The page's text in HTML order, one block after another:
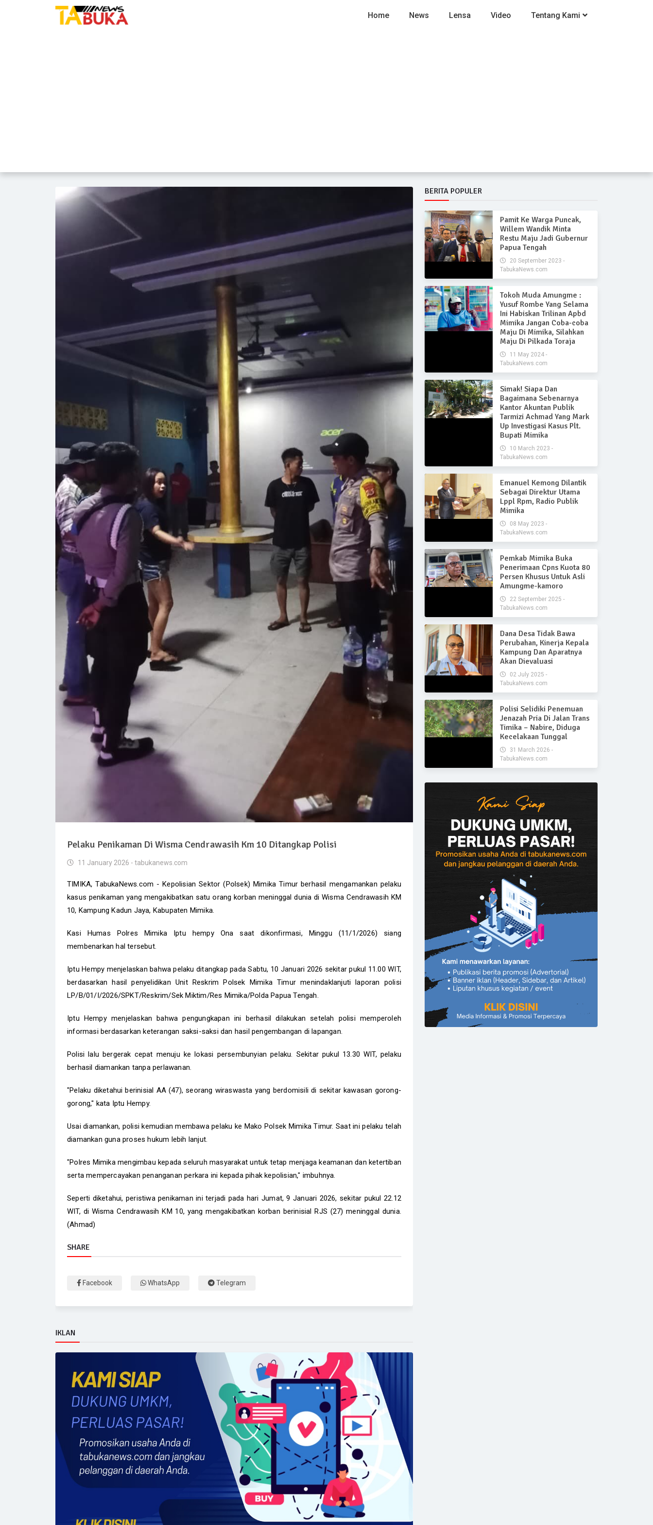
Home News Lensa Video Tentang Kami
Pelaku Penikaman Di Wisma Cendrawasih Km 10 Ditangkap Polisi
11 January 2026 - tabukanews.com
TIMIKA, TabukaNews.com - Kepolisian Sektor (Polsek) Mimika Timur berhasil mengamankan pelaku
kasus penikaman yang mengakibatkan satu orang korban meninggal dunia di Wisma Cendrawasih KM
10, Kampung Kadun Jaya, Kabupaten Mimika.
Kasi Humas Polres Mimika Iptu hempy Ona saat dikonfirmasi, Minggu (11/1/2026) siang
membenarkan hal tersebut.
Iptu Hempy menjelaskan bahwa pelaku ditangkap pada Sabtu, 10 Januari 2026 sekitar pukul 11.00 WIT,
berdasarkan hasil penyelidikan Unit Reskrim Polsek Mimika Timur menindaklanjuti laporan polisi
LP/B/01/I/2026/SPKT/Reskrim/Sek Miktim/Res Mimika/Polda Papua Tengah.
Iptu Hempy menjelaskan bahwa pengungkapan ini berhasil dilakukan setelah polisi memperoleh
informasi berdasarkan keterangan saksi-saksi dan hasil pengembangan di lapangan.
Polisi lalu bergerak cepat menuju ke lokasi persembunyian pelaku. Sekitar pukul 13.30 WIT, pelaku
berhasil diamankan tanpa perlawanan.
"Pelaku diketahui berinisial AA (47), seorang wiraswasta yang berdomisili di sekitar kawasan gorong-
gorong," kata Iptu Hempy.
Usai diamankan, polisi kemudian membawa pelaku ke Mako Polsek Mimika Timur. Saat ini pelaku telah
diamankan guna proses hukum lebih lanjut.
"Polres Mimika mengimbau kepada seluruh masyarakat untuk tetap menjaga keamanan dan ketertiban
serta mempercayakan penanganan perkara ini kepada pihak kepolisian," imbuhnya.
Seperti diketahui, peristiwa penikaman ini terjadi pada hari Jumat, 9 Januari 2026, sekitar pukul 22.12
WIT, di Wisma Cendrawasih KM 10, yang mengakibatkan korban berinisial RJS (27) meninggal dunia.
(Ahmad)
SHARE
Facebook WhatsApp Telegram
IKLAN
BERITA POPULER
Pamit Ke Warga Puncak,
Willem Wandik Minta
Restu Maju Jadi Gubernur
Papua Tengah
20 September 2023 -
TabukaNews.com
Tokoh Muda Amungme :
Yusuf Rombe Yang Selama
Ini Habiskan Trilinan Apbd
Mimika Jangan Coba-coba
Maju Di Mimika, Silahkan
Maju Di Pilkada Toraja
11 May 2024 -
TabukaNews.com
Simak! Siapa Dan
Bagaimana Sebenarnya
Kantor Akuntan Publik
Tarmizi Achmad Yang Mark
Up Investigasi Kasus Plt.
Bupati Mimika
10 March 2023 -
TabukaNews.com
Emanuel Kemong Dilantik
Sebagai Direktur Utama
Lppl Rpm, Radio Publik
Mimika
08 May 2023 -
TabukaNews.com
Pemkab Mimika Buka
Penerimaan Cpns Kuota 80
Persen Khusus Untuk Asli
Amungme-kamoro
22 September 2025 -
TabukaNews.com
Dana Desa Tidak Bawa
Perubahan, Kinerja Kepala
Kampung Dan Aparatnya
Akan Dievaluasi
02 July 2025 -
TabukaNews.com
Polisi Selidiki Penemuan
Jenazah Pria Di Jalan Trans
Timika – Nabire, Diduga
Kecelakaan Tunggal
31 March 2026 -
TabukaNews.com